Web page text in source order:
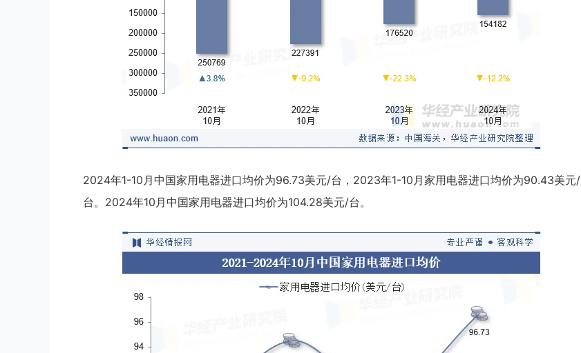
2024年1-10月中国家用电器进口均价为96.73美元/台，2023年1-10月家用电器进口均价为90.43美元/
台。2024年10月中国家用电器进口均价为104.28美元/台。